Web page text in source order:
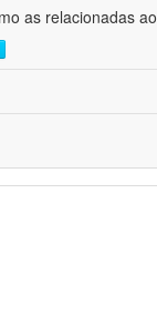
as relacionadas ao